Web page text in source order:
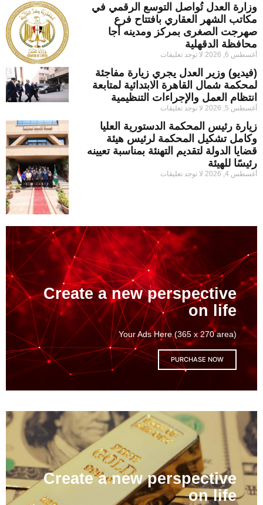
وزارة العدل تُواصل التوسع الرقمي في
مكاتب الشهر العقاري بافتتاح فرع
صهرجت الصغرى بمركز ومدينه أجا
محافظة الدقهلية
أغسطس 6, 2026 لا توجد تعليقات
(فيديو) وزير العدل يجري زيارة مفاجئة
لمحكمة شمال القاهرة الابتدائية لمتابعة
انتظام العمل والإجراءات التنظيمية
أغسطس 5, 2026 لا توجد تعليقات
زيارة رئيس المحكمة الدستورية العليا
وكامل تشكيل المحكمة لرئيس هيئة
قضايا الدولة لتقديم التهنئة بمناسبة تعيينه
رئيسًا للهيئة
أغسطس 4, 2026 لا توجد تعليقات
Create a new perspective
on life
Your Ads Here (365 x 270 area)
PURCHASE NOW
Create a new perspective
on life